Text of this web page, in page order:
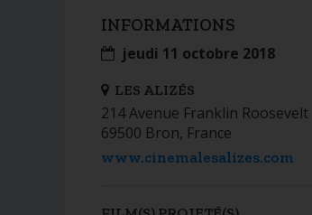
INFORMATIONS
jeudi 11 octobre 2018
LES ALIZÉS
214 Avenue Franklin Roosevelt
69500 Bron, France
www.cinemalesalizes.com